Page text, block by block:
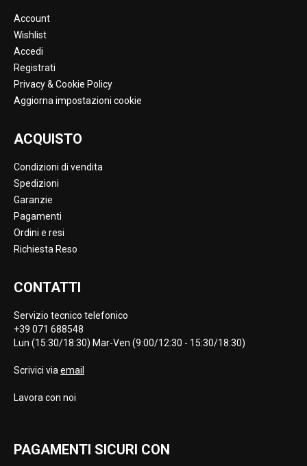
Account
Wishlist
Accedi
Registrati
Privacy & Cookie Policy
Aggiorna impostazioni cookie
ACQUISTO
Condizioni di vendita
Spedizioni
Garanzie
Pagamenti
Ordini e resi
Richiesta Reso
CONTATTI
Servizio tecnico telefonico
+39 071 688548
Lun (15:30/18:30) Mar-Ven (9:00/12:30 - 15:30/18:30)
Scrivici via email
Lavora con noi
PAGAMENTI SICURI CON